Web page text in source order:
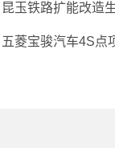
昆玉铁路扩能改造
五菱宝骏汽车4S点